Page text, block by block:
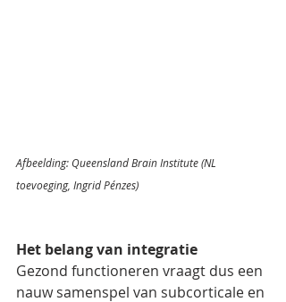
Afbeelding: Queensland Brain Institute (NL
toevoeging, Ingrid Pénzes)
Het belang van integratie
Gezond functioneren vraagt dus een
nauw samenspel van subcorticale en